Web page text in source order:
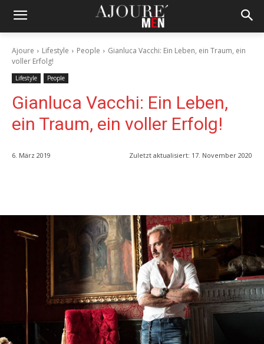
Ajoure Lifestyle People
Gianluca Vacchi: Ein Leben, ein Traum, ein
voller Erfolg!
Lifestyle People
Gianluca Vacchi: Ein Leben,
ein Traum, ein voller Erfolg!
6. März 2019 Zuletzt aktualisiert: 17. November 2020